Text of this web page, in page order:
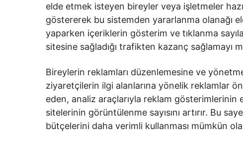
elde etmek isteyen bireyler veya işletmeler
göstererek bu sistemden yararlanma olanağı
yaparken içeriklerin gösterim ve tıklanma
sitesine sağladığı trafikten kazanç sağlamayı
Bireylerin reklamları düzenlemesine ve
ziyaretçilerin ilgi alanlarına yönelik reklamlar
eden, analiz araçlarıyla reklam gösterimlerinin
sitelerinin görüntülenme sayısını artırır. Bu
bütçelerini daha verimli kullanması mümkün